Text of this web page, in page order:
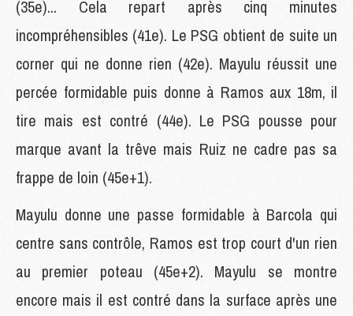
(35e)... Cela repart après cinq minutes
incompréhensibles (41e). Le PSG obtient de suite un
corner qui ne donne rien (42e). Mayulu réussit une
percée formidable puis donne à Ramos aux 18m, il
tire mais est contré (44e). Le PSG pousse pour
marque avant la trêve mais Ruiz ne cadre pas sa
frappe de loin (45e+1).
Mayulu donne une passe formidable à Barcola qui
centre sans contrôle, Ramos est trop court d'un rien
au premier poteau (45e+2). Mayulu se montre
encore mais il est contré dans la surface après une